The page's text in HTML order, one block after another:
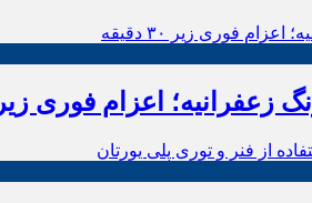
اعزام فوری زیر ۳۰ دقیقه